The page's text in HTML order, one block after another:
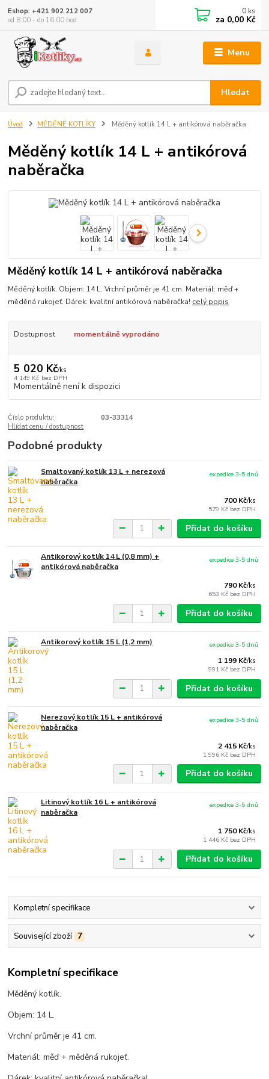
Menu
Hledat
Eshop: +421 902 212 007
od 8:00 - do 16:00 hod
0 ks
za 0,00 Kč
Úvod MĚDĚNÉ KOTLÍKY Měděný kotlík 14 L + antikórová naběračka
Měděný kotlík 14 L + antikórová
naběračka
Měděný kotlík 14 L + antikórová naběračka
Měděný kotlík. Objem: 14 L. Vrchní průměr je 41 cm. Materiál: měď +
měděná rukojeť. Dárek: kvalitní antikórová naběračka! celý popis
Dostupnost momentálně vyprodáno
5 020 Kč/ks
4 149 Kč bez DPH
Momentálně není k dispozici
Číslo produktu:
03-33314
Hlídat cenu / dostupnost
Podobné produkty
Smaltovaný kotlík 13 L + nerezová
naběračka
700 Kč/ks
579 Kč bez DPH
expedice 3-5 dnů
Přidat do košíku
Antikorový kotlík 14 L (0,8 mm) +
antikórová naběračka
790 Kč/ks
653 Kč bez DPH
expedice 3-5 dnů
Přidat do košíku
Antikorový kotlík 15 L (1,2 mm)
1 199 Kč/ks
991 Kč bez DPH
expedice 3-5 dnů
Přidat do košíku
Nerezový kotlík 15 L + antikórová
naběračka
2 415 Kč/ks
1 996 Kč bez DPH
expedice 3-5 dnů
Přidat do košíku
Litinový kotlík 16 L + antikórová
naběračka
1 750 Kč/ks
1 446 Kč bez DPH
expedice 3-5 dnů
Přidat do košíku
Kompletní specifikace
Související zboží 7
Kompletní specifikace
Měděný kotlík.
Objem: 14 L.
Vrchní průměr je 41 cm.
Materiál: měď + měděná rukojeť.